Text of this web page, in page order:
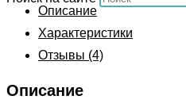
Описание
Характеристики
Отзывы (4)
Описание